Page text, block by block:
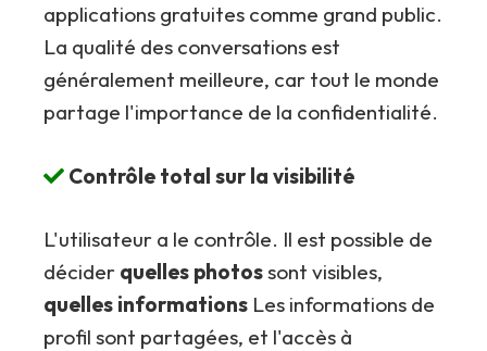
applications gratuites comme grand public.
La qualité des conversations est
généralement meilleure, car tout le monde
partage l'importance de la confidentialité.
Contrôle total sur la visibilité
L'utilisateur a le contrôle. Il est possible de
décider quelles photossont visibles,
quelles informations Les informations de
profil sont partagées, et l'accès à